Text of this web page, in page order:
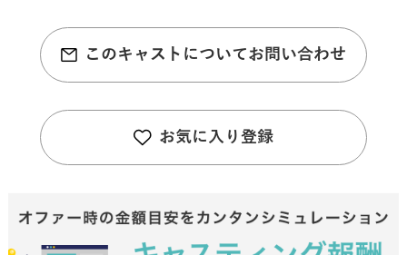
このキャストについてお問い合わせ
お気に入り登録